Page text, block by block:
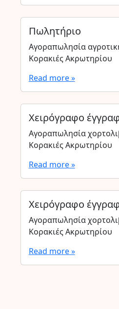
Πωλητήριο
Αγοραπωλησία
Κορακιές Ακρωτηρίου
Read more »
Χειρόγραφο
Αγοραπωλησία
Κορακιές Ακρωτηρίου
Read more »
Χειρόγραφο
Αγοραπωλησία
Κορακιές Ακρωτηρίου
Read more »